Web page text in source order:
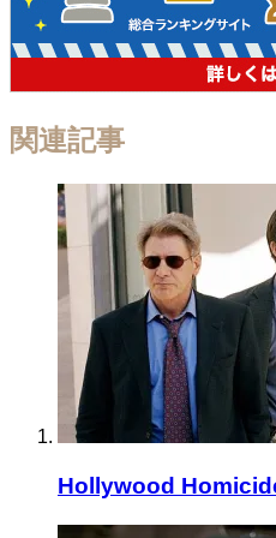
関連記事
Hollywood